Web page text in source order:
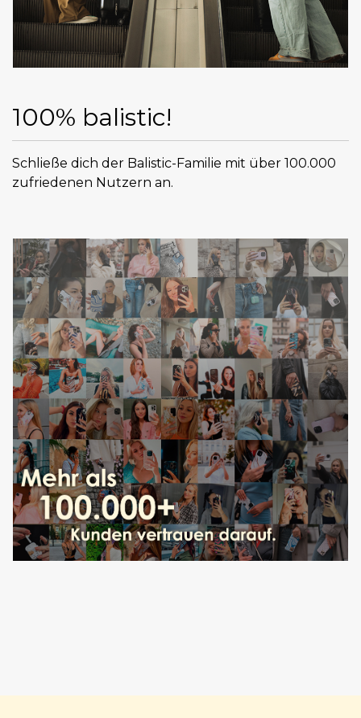
100% balistic!
Schließe dich der Balistic-Familie mit über 100.000
zufriedenen Nutzern an.